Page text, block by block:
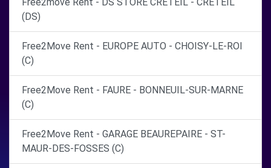
(DS)
Free2Move Rent - EUROPE AUTO - CHOISY-LE-ROI
(C)
Free2Move Rent - FAURE - BONNEUIL-SUR-MARNE
(C)
Free2Move Rent - GARAGE BEAUREPAIRE - ST-
MAUR-DES-FOSSES (C)